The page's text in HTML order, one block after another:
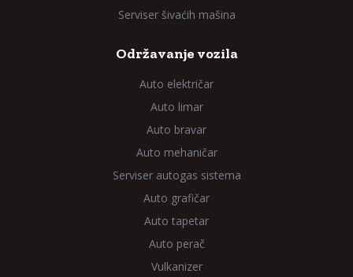
Serviser šivaćih mašina
Održavanje vozila
Auto električar
Auto limar
Auto bravar
Auto mehaničar
Serviser autogas sistema
Auto grafičar
Auto tapetar
Auto perač
Vulkanizer